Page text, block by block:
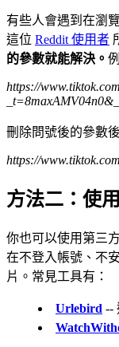
有些人會遇到在瀏
這位 Reddit 使用者
的參數就能解決。
https://
刪除問號後的參數
https://
方法二：使
你也可以使用第三
在不登入帳號、不
片。常見工具有：
Urlebird --